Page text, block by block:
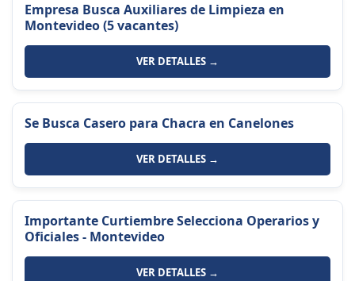
Empresa Busca Auxiliares de Limpieza en
Montevideo (5 vacantes)
VER DETALLES →
Se Busca Casero para Chacra en Canelones
VER DETALLES →
Importante Curtiembre Selecciona Operarios y
Oficiales - Montevideo
VER DETALLES →